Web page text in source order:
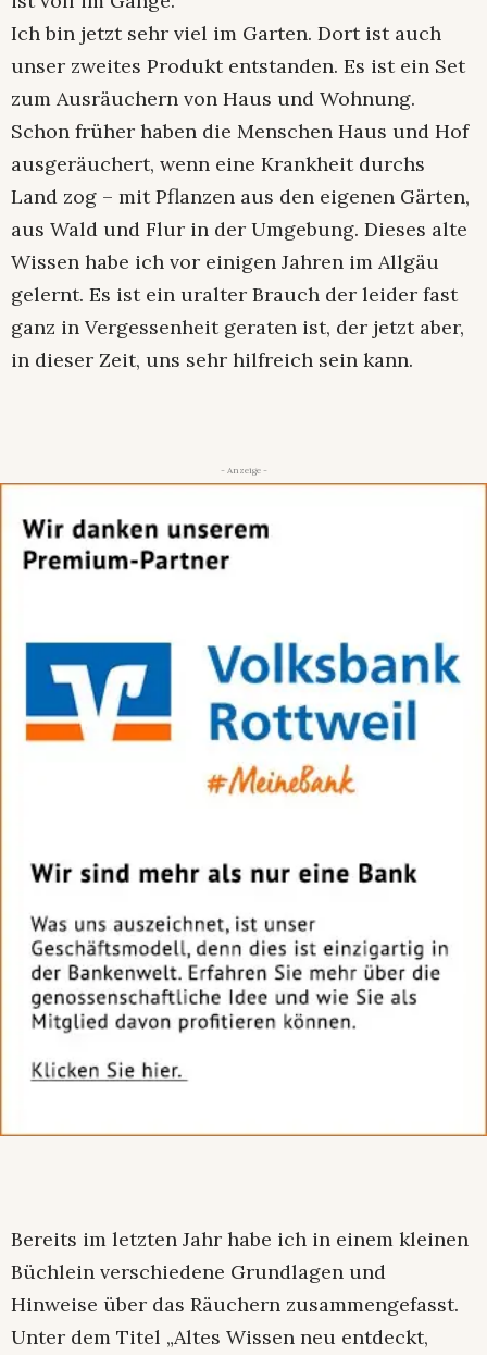
Ich bin jetzt sehr viel im Garten. Dort ist auch
unser zweites Produkt entstanden. Es ist ein Set
zum Ausräuchern von Haus und Wohnung.
Schon früher haben die Menschen Haus und Hof
ausgeräuchert, wenn eine Krankheit durchs
Land zog – mit Pflanzen aus den eigenen Gärten,
aus Wald und Flur in der Umgebung. Dieses alte
Wissen habe ich vor einigen Jahren im Allgäu
gelernt. Es ist ein uralter Brauch der leider fast
ganz in Vergessenheit geraten ist, der jetzt aber,
in dieser Zeit, uns sehr hilfreich sein kann.
- Anzeige -
Bereits im letzten Jahr habe ich in einem kleinen
Büchlein verschiedene Grundlagen und
Hinweise über das Räuchern zusammengefasst.
Unter dem Titel „Altes Wissen neu entdeckt,